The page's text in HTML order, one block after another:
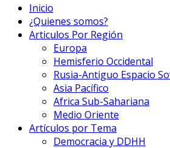
Inicio
¿Quienes somos?
Articulos Por Región
Europa
Hemisferio Occidental
Rusia-Antiguo Espacio
Asia Pacífico
Africa Sub-Sahariana
Medio Oriente
Artículos por Tema
Democracia y DDHH